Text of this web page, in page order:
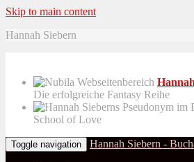
Skip to main content
Hannah Siebern
Die erfolgreiche Fantasy Reihe
School of Love
Toggle navigation Hannah Siebern -